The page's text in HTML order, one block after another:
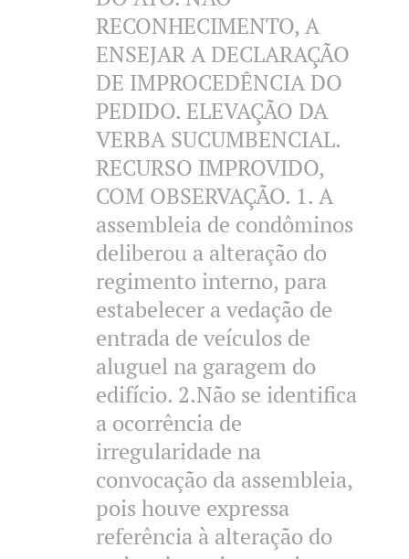
RECONHECIMENTO, A
ENSEJAR A DECLARAÇÃO
DE IMPROCEDÊNCIA DO
PEDIDO. ELEVAÇÃO DA
VERBA SUCUMBENCIAL.
RECURSO IMPROVIDO,
COM OBSERVAÇÃO. 1. A
assembleia de condôminos
deliberou a alteração do
regimento interno, para
estabelecer a vedação de
entrada de veículos de
aluguel na garagem do
edifício. 2.Não se identifica
a ocorrência de
irregularidade na
convocação da assembleia,
pois houve expressa
referência à alteração do